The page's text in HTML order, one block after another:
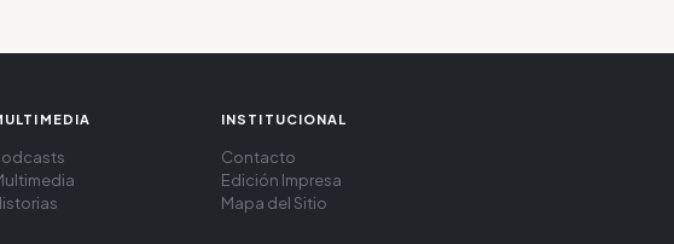
INSTITUCIONAL
Contacto
Edición Impresa
Mapa del Sitio